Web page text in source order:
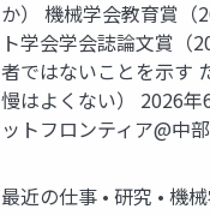
か） 機械学会教育賞（
ト学会学会誌論文賞（
者ではないことを示す
慢はよくない） 2026年
ットフロンティア@中
最近の仕事 • 研究 • 機